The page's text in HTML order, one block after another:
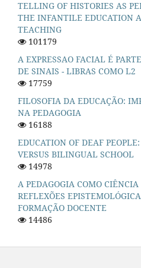
TELLING OF HISTORIES AS
THE INFANTILE EDUCATION
TEACHING
101179
A EXPRESSAO FACIAL É
DE SINAIS - LIBRAS COMO L2
17759
FILOSOFIA DA EDUCAÇÃO:
NA PEDAGOGIA
16188
EDUCATION OF DEAF
VERSUS BILINGUAL SCHOOL
14978
A PEDAGOGIA COMO
REFLEXÕES
FORMAÇÃO DOCENTE
14486